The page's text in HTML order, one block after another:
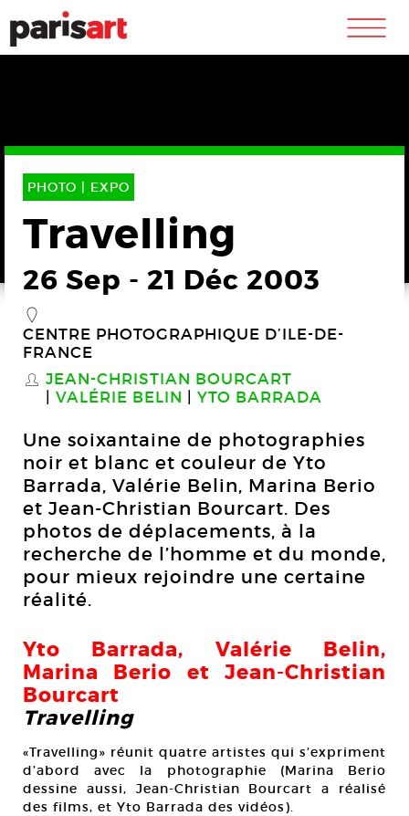
m
PHOTO | EXPO
Travelling
26 Sep - 21 Déc 2003
_
CENTRE PHOTOGRAPHIQUE D’ILE-DE-
FRANCE
S JEAN-CHRISTIAN BOURCART
VALÉRIE BELIN
YTO BARRADA
Une soixantaine de photographies
noir et blanc et couleur de Yto
Barrada, Valérie Belin, Marina Berio
et Jean-Christian Bourcart. Des
photos de déplacements, à la
recherche de l’homme et du monde,
pour mieux rejoindre une certaine
réalité.
Yto Barrada, Valérie Belin,
Marina Berio et Jean-Christian
Bourcart
Travelling
«Travelling» réunit quatre artistes qui s’expriment
d’abord avec la photographie (Marina Berio
dessine aussi, Jean-Christian Bourcart a réalisé
des films, et Yto Barrada des vidéos).